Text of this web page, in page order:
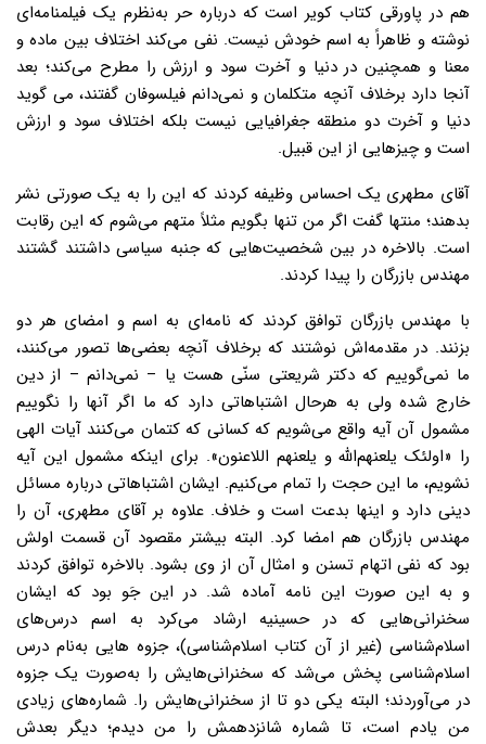
هم در پاورقی کتاب کویر است که درباره حر به‌نظرم یک فیلمنامه‌ای
نوشته و ظاهراً به اسم خودش نیست. نفی می‌کند اختلاف بین ماده و
معنا و همچنین در دنیا و آخرت سود و ارزش را مطرح می‌کند؛ بعد
آنجا دارد برخلاف آنچه متکلمان و نمی‌دانم فیلسوفان گفتند، می گوید
دنیا و آخرت دو منطقه جغرافیایی نیست بلکه اختلاف سود و ارزش
است و چیزهایی از این قبیل.
آقای مطهری یک احساس وظیفه کردند که این را به یک صورتی نشر
بدهند؛ منتها گفت اگر من تنها بگویم مثلاً متهم می‌شوم که این رقابت
است. بالاخره در بین شخصیت‌هایی که جنبه سیاسی داشتند گشتند
مهندس بازرگان را پیدا کردند.
با مهندس بازرگان توافق کردند که نامه‌ای به اسم و امضای هر دو
بزنند. در مقدمه‌اش نوشتند که برخلاف آنچه بعضی‌ها تصور می‌کنند،
ما نمی‌گوییم که دکتر شریعتی سنّی هست یا – نمی‌دانم – از دین
خارج شده ولی به هرحال اشتباهاتی دارد که ما اگر آنها را نگوییم
مشمول آن آیه واقع می‌شویم که کسانی که کتمان می‌کنند آیات الهی
را «اولئک یلعنهم‌الله و یلعنهم اللاعنون». برای اینکه مشمول این آیه
نشویم، ما این حجت را تمام می‌کنیم. ایشان اشتباهاتی درباره مسائل
دینی دارد و اینها بدعت است و خلاف. علاوه بر آقای مطهری، آن را
مهندس بازرگان هم امضا کرد. البته بیشتر مقصود آن قسمت اولش
بود که نفی اتهام تسنن و امثال آن از وی بشود. بالاخره توافق کردند
و به این صورت این نامه آماده شد. در این جَو بود که ایشان
سخنرانی‌هایی که در حسینیه ارشاد می‌کرد به اسم درس‌های
اسلام‌شناسی (غیر از آن کتاب اسلام‌شناسی)، جزوه هایی به‌نام درس
اسلام‌شناسی پخش می‌شد که سخنرانی‌هایش را به‌صورت یک جزوه
در می‌آوردند؛ البته یکی دو تا از سخنرانی‌هایش را. شماره‌های زیادی
من یادم است، تا شماره شانزدهمش را من دیدم؛ دیگر بعدش